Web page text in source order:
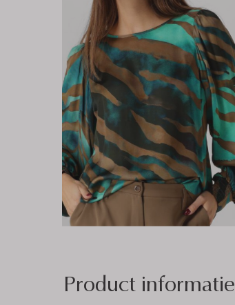
Product informatie